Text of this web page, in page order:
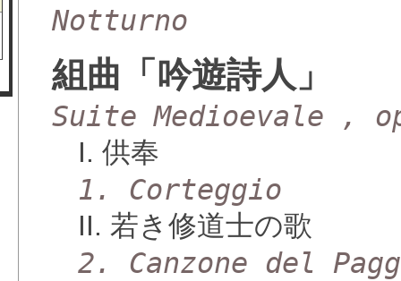
Notturno
組曲「吟遊詩人」
Suite Medioevale ,
I. 供奉
1. Corteggio
II. 若き修道士の歌
2. Canzone del